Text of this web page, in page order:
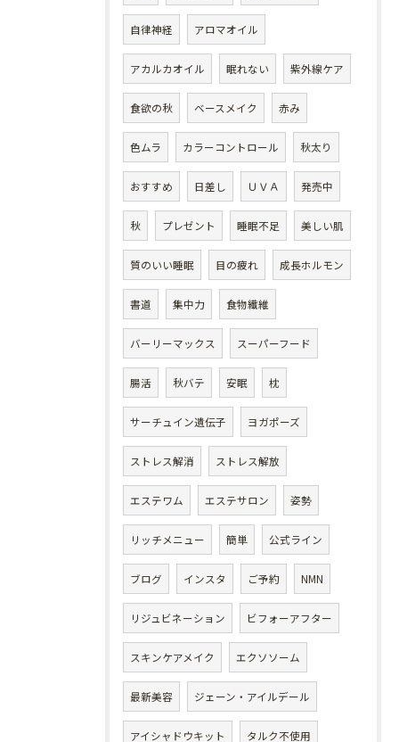
自律神経 アロマオイル
アカルカオイル 眠れない 紫外線ケア
食欲の秋 ベースメイク 赤み
色ムラ カラーコントロール 秋太り
おすすめ 日差し ＵＶＡ 発売中
秋 プレゼント 睡眠不足 美しい肌
質のいい睡眠 目の疲れ 成長ホルモン
書道 集中力 食物繊維
バーリーマックス スーパーフード
腸活 秋バテ 安眠 枕
サーチュイン遺伝子 ヨガポーズ
ストレス解消 ストレス解放
エステワム エステサロン 姿勢
リッチメニュー 簡単 公式ライン
ブログ インスタ ご予約 NMN
リジュビネーション ビフォーアフター
スキンケアメイク エクソソーム
最新美容 ジェーン・アイルデール
アイシャドウキット タルク不使用